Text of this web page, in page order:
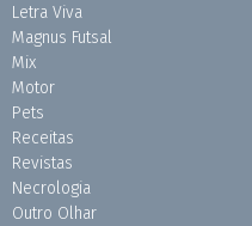
Letra Viva
Magnus Futsal
Mix
Motor
Pets
Receitas
Revistas
Necrologia
Outro Olhar